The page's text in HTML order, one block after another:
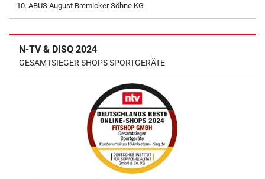
ABUS August Bremicker Söhne KG
N-TV & DISQ 2024
GESAMTSIEGER SHOPS SPORTGERÄTE